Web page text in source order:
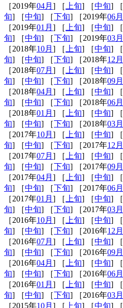
［2019年04月 ] ［ 上旬] ［中旬] ［
旬] ［中旬] ［下旬] ［2019年06月
［2019年01月 ] ［ 上旬] ［中旬] ［
旬] ［中旬] ［下旬] ［2019年03月
［2018年10月 ] ［ 上旬] ［中旬] ［
旬] ［中旬] ［下旬] ［2018年12月
［2018年07月 ] ［ 上旬] ［中旬] ［
旬] ［中旬] ［下旬] ［2018年09月
［2018年04月 ] ［ 上旬] ［中旬] ［
旬] ［中旬] ［下旬] ［2018年06月
［2018年01月 ] ［ 上旬] ［中旬] ［
旬] ［中旬] ［下旬] ［2018年03月
［2017年10月 ] ［ 上旬] ［中旬] ［
旬] ［中旬] ［下旬] ［2017年12月
［2017年07月 ] ［ 上旬] ［中旬] ［
旬] ［中旬] ［下旬] ［2017年09月
［2017年04月 ] ［ 上旬] ［中旬] ［
旬] ［中旬] ［下旬] ［2017年06月
［2017年01月 ] ［ 上旬] ［中旬] ［
旬] ［中旬] ［下旬] ［2017年03月
［2016年10月 ] ［ 上旬] ［中旬] ［
旬] ［中旬] ［下旬] ［2016年12月
［2016年07月 ] ［ 上旬] ［中旬] ［
旬] ［中旬] ［下旬] ［2016年09月
［2016年04月 ] ［ 上旬] ［中旬] ［
旬] ［中旬] ［下旬] ［2016年06月
［2016年01月 ] ［ 上旬] ［中旬] ［
旬] ［中旬] ［下旬] ［2016年03月
［2015年10月 ] ［ 上旬] ［中旬] ［